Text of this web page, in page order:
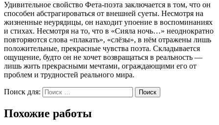
Удивительное свойство Фета-поэта заключается в том, что он
способен абстрагироваться от внешней суеты. Несмотря на
жизненные неурядицы, он находит упоение в воспоминаниях
и стихах. Несмотря на то, что в «Сияла ночь…» неоднократно
повторяются слова «плакать», «слёзы», в нём отражены лишь
положительные, прекрасные чувства поэта. Складывается
ощущение, будто он не хочет возвращаться в реальность —
лишь жить прекрасными мечтами, ограждающими его от
проблем и трудностей реального мира.
Поиск для: Поиск
Похожие работы